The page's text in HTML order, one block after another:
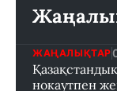
ЖАҢАЛЫҚТАР
нокаутпен